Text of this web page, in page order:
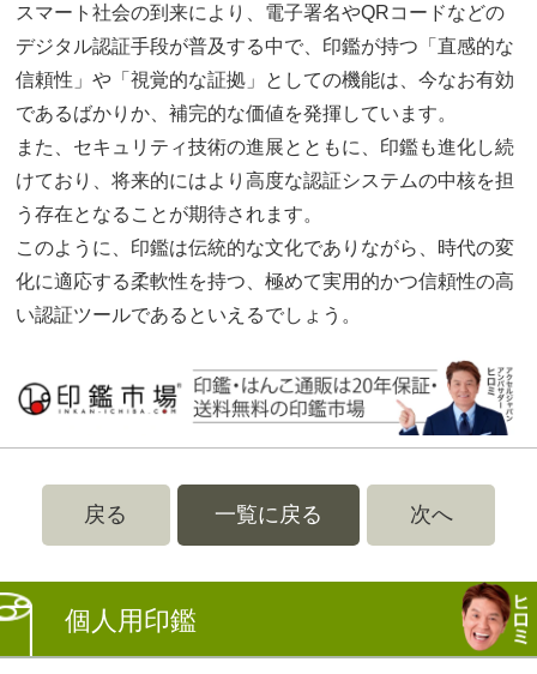
スマート社会の到来により、電子署名やQRコードなどの
デジタル認証手段が普及する中で、印鑑が持つ「直感的な
信頼性」や「視覚的な証拠」としての機能は、今なお有効
であるばかりか、補完的な価値を発揮しています。
また、セキュリティ技術の進展とともに、印鑑も進化し続
けており、将来的にはより高度な認証システムの中核を担
う存在となることが期待されます。
このように、印鑑は伝統的な文化でありながら、時代の変
化に適応する柔軟性を持つ、極めて実用的かつ信頼性の高
い認証ツールであるといえるでしょう。
戻る 一覧に戻る 次へ
個人用印鑑